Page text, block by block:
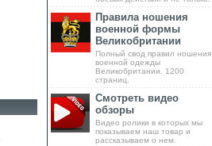
Правила ношения
военной формы
Великобритании
Полный свод правил ношения
военной одежды
Великобритании. 1200
страниц.
Смотреть видео
обзоры
Видео ролики в которых мы
показываем наш товар и
рассказываем о нем.